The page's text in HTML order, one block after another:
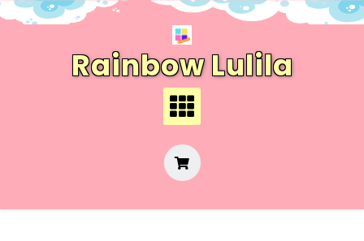
Skip
Rainbow Lulila